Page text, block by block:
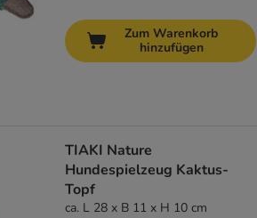
Zum Warenkorb
hinzufügen
TIAKI Nature
Hundespielzeug Kaktus-
Topf
ca. L 28 x B 11 x H 10 cm